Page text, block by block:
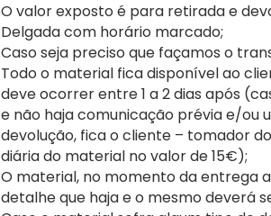
O valor exposto é para retirada e
Delgada com horário marcado;
Caso seja preciso que façamos o
Todo o material fica disponível ao
deve ocorrer entre 1 a 2 dias após
e não haja comunicação prévia e/ou
devolução, fica o cliente – tomador
diária do material no valor de 15€);
O material, no momento da entrega
detalhe que haja e o mesmo deverá